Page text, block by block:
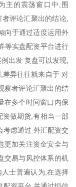
主的震荡窗口中,围
者评论汇聚出的结论,
向于通过适度运用外
等实盘配资平台进行
出发 复盘可以发现,
差异往往就来自于 对
察者评论汇聚出的结
在多个时间窗口内保
做期货,有相当一部
考虑通过 外汇配资交
更加关注资金安全与
交易与风控体系的机
士普遍认为,在选择